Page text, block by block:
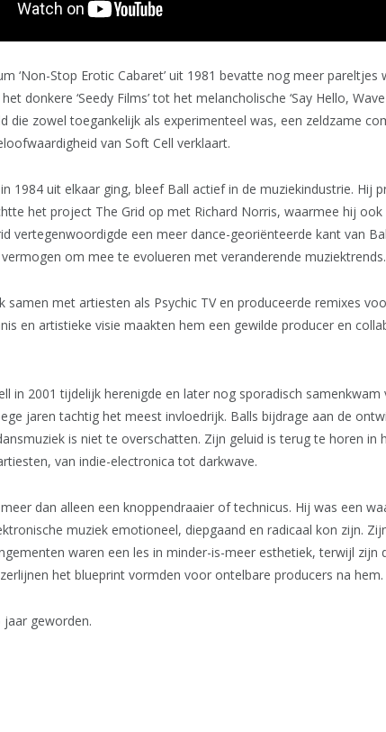
‘Non-Stop Erotic Cabaret’ uit 1981 bevatte nog meer pareltjes
donkere ‘Seedy Films’ tot het melancholische ‘Say Hello,
die zowel toegankelijk als experimenteel was, een zeldzame
van Soft Cell verklaart.
1984 uit elkaar ging, bleef Ball actief in de muziekindustrie. Hij
het project The Grid op met Richard Norris, waarmee hij
vertegenwoordigde een meer dance-georiënteerde kant van
om mee te evolueren met veranderende muziektrends.
samen met artiesten als Psychic TV en produceerde remixes
en artistieke visie maakten hem een gewilde producer en
in 2001 tijdelijk herenigde en later nog sporadisch
jaren tachtig het meest invloedrijk. Balls bijdrage aan de
is niet te overschatten. Zijn geluid is terug te horen in
van indie-electronica tot darkwave.
dan alleen een knoppendraaier of technicus. Hij was een
muziek emotioneel, diepgaand en radicaal kon zijn.
waren een les in minder-is-meer esthetiek, terwijl zijn
het blueprint vormden voor ontelbare producers na hem.
jaar geworden.